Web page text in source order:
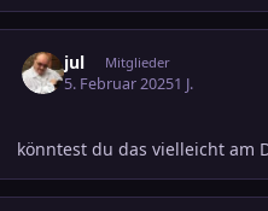
jul Mitglieder
5. Februar 20251 J.
könntest du das vielleicht am